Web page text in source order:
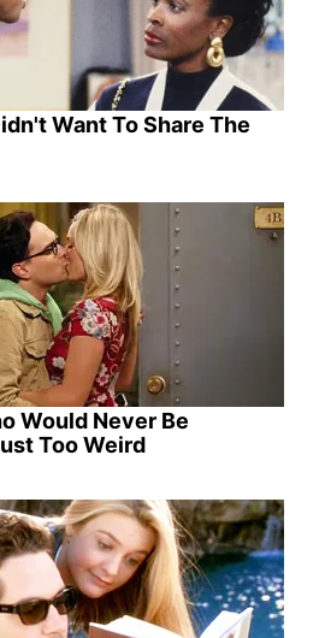
Want To Share The
Would Never Be
Too Weird